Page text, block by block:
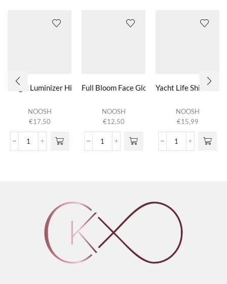
Magic Luminizer Highligter
NOOSH
€17,50
Magic Luminizer Highligter
Full Bloom Face Gloss
NOOSH
€12,50
Full Bloom Face Gloss
Yacht Life Shimmer
NOOSH
€15,99
Yacht Life